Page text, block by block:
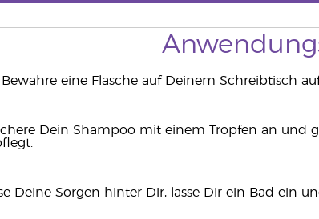
Bewahre eine Flasche auf Deinem Schreibtisch
Dein Shampoo mit einem Tropfen an und
Deine Sorgen hinter Dir, lasse Dir ein Bad ein